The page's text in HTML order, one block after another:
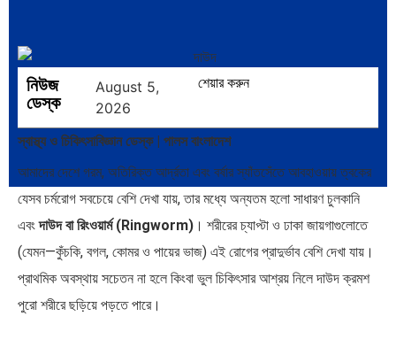
বৈশ্বিক অর্থব্যবস্থা, আইএমএফ-
বিশ্বব্যাংক, ইসলামী ব্যাংকিং…
অর্থ পাচারের মহাকাব্য: ১০০ ডলারের…
নিউজ
ডেস্ক
August 5,
2026
শেয়ার করুন
স্বাস্থ্য ও চিকিৎসাবিজ্ঞান ডেস্ক | পালস বাংলাদেশ
আমাদের দেশে গরম, অতিরিক্ত আর্দ্রতা এবং বর্ষার স্যাঁতসেঁতে আবহাওয়ায় ত্বকের
যেসব চর্মরোগ সবচেয়ে বেশি দেখা যায়, তার মধ্যে অন্যতম হলো সাধারণ চুলকানি
এবংদাউদ বা রিংওয়ার্ম (Ringworm) । শরীরের চ্যাপ্টা ও ঢাকা জায়গাগুলোতে
(যেমন—কুঁচকি, বগল, কোমর ও পায়ের ভাজ) এই রোগের প্রাদুর্ভাব বেশি দেখা যায়।
প্রাথমিক অবস্থায় সচেতন না হলে কিংবা ভুল চিকিৎসার আশ্রয় নিলে দাউদ ক্রমশ
পুরো শরীরে ছড়িয়ে পড়তে পারে।